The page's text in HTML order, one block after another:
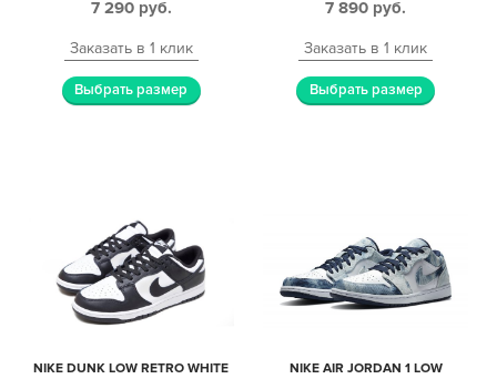
7 290 руб.
Заказать в 1 клик
Выбрать размер
МУЖСКИЕ-ЖЕНСКИЕ (35-44)
7 890 руб.
Заказать в 1 клик
Выбрать размер
NIKE DUNK LOW RETRO WHITE
NIKE AIR JORDAN 1 LOW